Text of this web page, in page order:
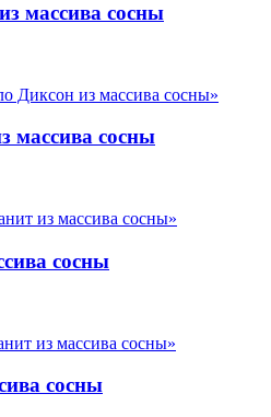
массива сосны
массива сосны
сосны
сосны